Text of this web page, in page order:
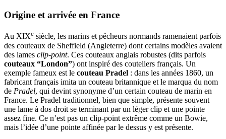
Origine et arrivée en France
Au XIXe siècle, les marins et pêcheurs normands ramenaient parfois
des couteaux de Sheffield (Angleterre) dont certains modèles avaient
des lames clip-point. Ces couteaux anglais robustes (dits parfois
couteaux “London”) ont inspiré des couteliers français. Un
exemple fameux est le couteau Pradel : dans les années 1860, un
fabricant français imita un couteau britannique et le marqua du nom
de Pradel, qui devint synonyme d’un certain couteau de marin en
France. Le Pradel traditionnel, bien que simple, présente souvent
une lame à dos droit se terminant par un léger clip et une pointe
assez fine. Ce n’est pas un clip-point extrême comme un Bowie,
mais l’idée d’une pointe affinée par le dessus y est présente.